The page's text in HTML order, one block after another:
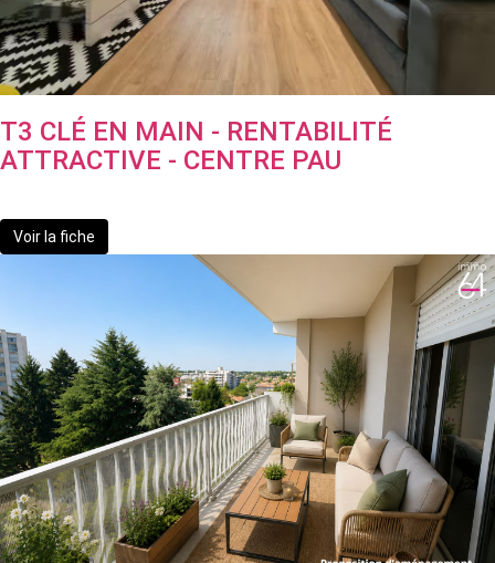
T3 CLÉ EN MAIN - RENTABILITÉ
ATTRACTIVE - CENTRE PAU
Voir la fiche